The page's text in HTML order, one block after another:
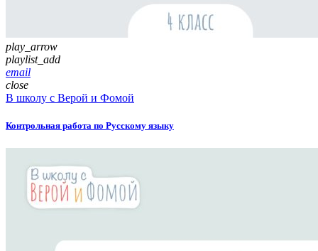
play_arrow
playlist_add
email
close
В школу с Верой и Фомой
Контрольная работа по Русскому языку